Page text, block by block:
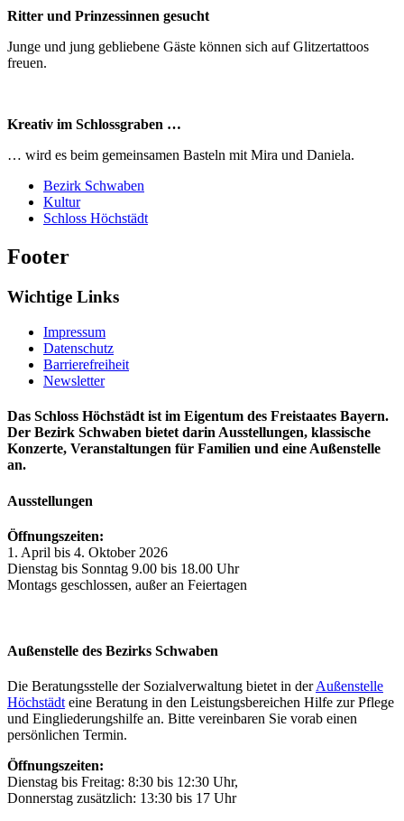
Ritter und Prinzessinnen gesucht
Junge und jung gebliebene Gäste können sich auf Glitzertattoos
freuen.
Kreativ im Schlossgraben …
… wird es beim gemeinsamen Basteln mit Mira und Daniela.
Bezirk Schwaben
Kultur
Schloss Höchstädt
Footer
Wichtige Links
Impressum
Datenschutz
Barrierefreiheit
Newsletter
Das Schloss Höchstädt ist im Eigentum des Freistaates Bayern.
Der Bezirk Schwaben bietet darin Ausstellungen, klassische
Konzerte, Veranstaltungen für Familien und eine Außenstelle
an.
Ausstellungen
Öffnungszeiten:
1. April bis 4. Oktober 2026
Dienstag bis Sonntag 9.00 bis 18.00 Uhr
Montags geschlossen, außer an Feiertagen
Außenstelle des Bezirks Schwaben
Die Beratungsstelle der Sozialverwaltung bietet in derAußenstelle
Höchstädt eine Beratung in den Leistungsbereichen Hilfe zur Pflege
und Eingliederungshilfe an. Bitte vereinbaren Sie vorab einen
persönlichen Termin.
Öffnungszeiten:
Dienstag bis Freitag: 8:30 bis 12:30 Uhr,
Donnerstag zusätzlich: 13:30 bis 17 Uhr